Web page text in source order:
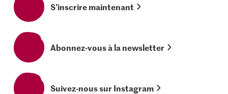
S’inscrire maintenant
Abonnez-vous à la newsletter
Suivez-nous sur Instagram